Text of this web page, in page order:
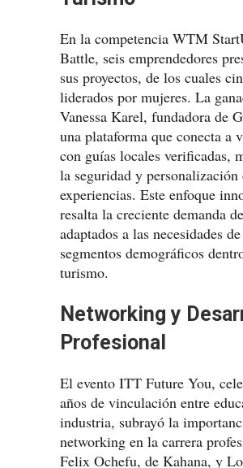
En la competencia WTM
Battle, seis emprendedores
sus proyectos, de los cuales
liderados por mujeres. La
Vanessa Karel, fundadora de
una plataforma que conecta a
con guías locales verificadas,
la seguridad y personalización
experiencias. Este enfoque
resalta la creciente demanda
adaptados a las necesidades
segmentos demográficos
turismo.
Networking y
Profesional
El evento ITT Future You,
años de vinculación entre
industria, subrayó la
networking en la carrera
Felix Ochefu, de Kahana, y